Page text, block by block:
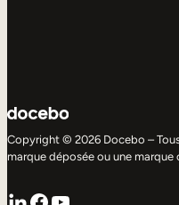
Copyright © 2026 Docebo –
marque déposée ou une
LinkedIn